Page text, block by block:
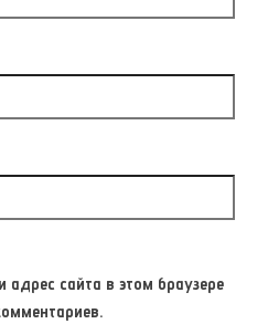
адрес сайта в этом браузере